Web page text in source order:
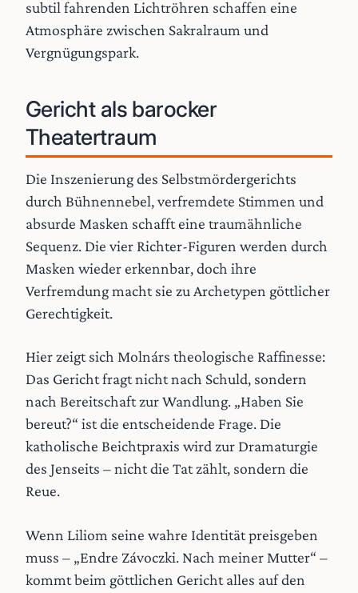
subtil fahrenden Lichtröhren schaffen eine
Atmosphäre zwischen Sakralraum und
Vergnügungspark.
Gericht als barocker
Theatertraum
Die Inszenierung des Selbstmördergerichts
durch Bühnennebel, verfremdete Stimmen und
absurde Masken schafft eine traumähnliche
Sequenz. Die vier Richter-Figuren werden durch
Masken wieder erkennbar, doch ihre
Verfremdung macht sie zu Archetypen göttlicher
Gerechtigkeit.
Hier zeigt sich Molnárs theologische Raffinesse:
Das Gericht fragt nicht nach Schuld, sondern
nach Bereitschaft zur Wandlung. „Haben Sie
bereut?“ ist die entscheidende Frage. Die
katholische Beichtpraxis wird zur Dramaturgie
des Jenseits – nicht die Tat zählt, sondern die
Reue.
Wenn Liliom seine wahre Identität preisgeben
muss – „Endre Závoczki. Nach meiner Mutter“ –
kommt beim göttlichen Gericht alles auf den